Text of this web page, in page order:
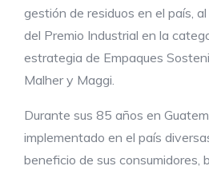
gestión de residuos en el país,
del Premio Industrial en la
estrategia de Empaques
Malher y Maggi.
Durante sus 85 años en
implementado en el país
beneficio de sus consumidores,